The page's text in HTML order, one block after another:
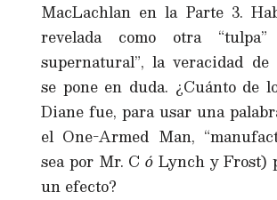
MacLachlan en la Parte 3.
revelada como otra
supernatural”, la veracidad
se pone en duda. ¿Cuánto de
Diane fue, para usar una
el One-Armed Man,
sea por Mr. Có Lynch y Frost)
un efecto?